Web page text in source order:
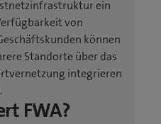
ein
von
können
Standorte über das
integrieren
FWA?